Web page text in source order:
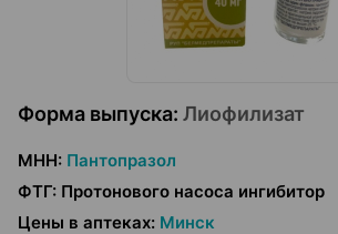
Форма выпуска: Лиофилизат
МНН: Пантопразол
ФТГ: Протонового насоса ингибитор
Цены в аптеках: Минск